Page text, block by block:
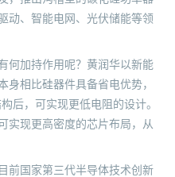
动、智能电网、光伏储能等领
何加持作用呢？黄润华以新能
身相比硅器件具备省电优势，
后，可实现更低电阻的设计。
实现更高密度的芯片布局，从
前国家第三代半导体技术创新